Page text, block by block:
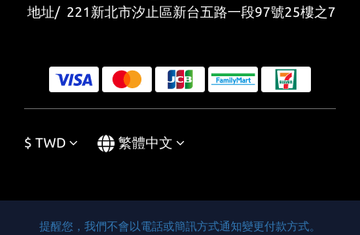
地址/ 221新北市汐止區新台五路一段97號25樓之7
$ TWD 繁體中文
提醒您，我們不會以電話或簡訊方式通知變更付款方式。